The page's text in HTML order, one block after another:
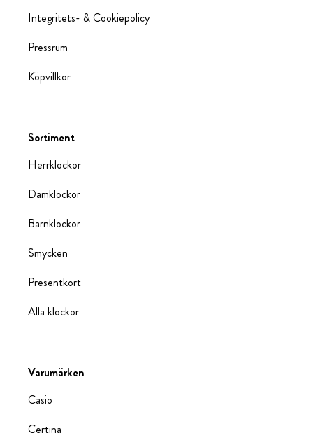
Integritets- & Cookiepolicy
Pressrum
Köpvillkor
Sortiment
Herrklockor
Damklockor
Barnklockor
Smycken
Presentkort
Alla klockor
Varumärken
Casio
Certina